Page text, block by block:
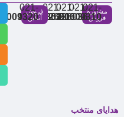
مشاوره
فروش
021-
91009310
021-
86126036
021-
86126506
021-
88537803
فروش
آنلاین
021-
91009320
هدایای منتخب